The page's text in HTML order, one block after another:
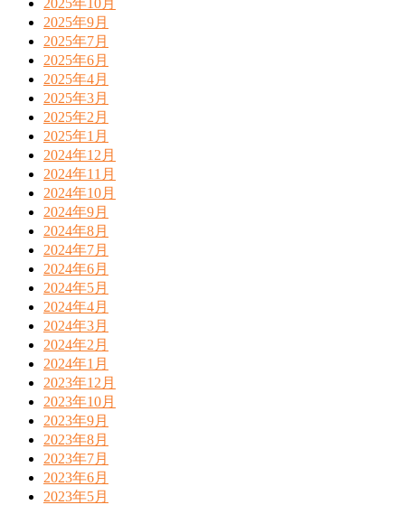
2025年9月
2025年7月
2025年6月
2025年4月
2025年3月
2025年2月
2025年1月
2024年12月
2024年11月
2024年10月
2024年9月
2024年8月
2024年7月
2024年6月
2024年5月
2024年4月
2024年3月
2024年2月
2024年1月
2023年12月
2023年10月
2023年9月
2023年8月
2023年7月
2023年6月
2023年5月